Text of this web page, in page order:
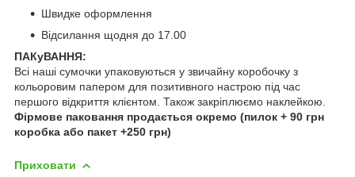
Швидке оформлення
Відсилання щодня до 17.00
ПАКуВАННЯ:
Всі наші сумочки упаковуються у звичайну коробочку з
кольоровим папером для позитивного настрою під час
першого відкриття клієнтом. Також закріплюємо наклейкою.
Фірмове паковання продається окремо (пилок + 90 грн
коробка або пакет +250 грн)
Приховати